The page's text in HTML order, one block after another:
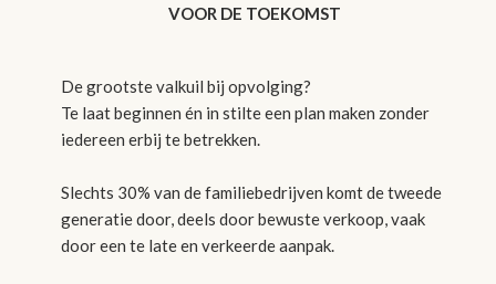
VOOR DE TOEKOMST
De grootste valkuil bij opvolging?
Te laat beginnen én in stilte een plan maken zonder
iedereen erbij te betrekken.
Slechts 30% van de familiebedrijven komt de tweede
generatie door, deels door bewuste verkoop, vaak
door een te late en verkeerde aanpak.